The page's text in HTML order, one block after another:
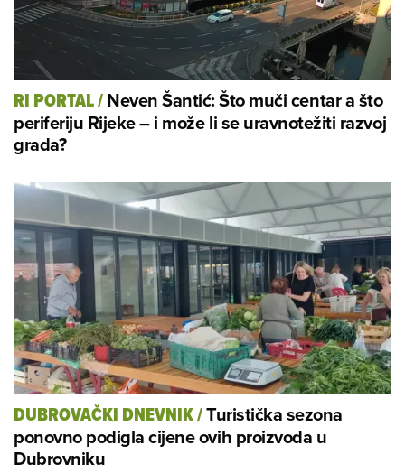
RI PORTAL/Neven Šantić: Što muči centar a što
periferiju Rijeke – i može li se uravnotežiti razvoj
grada?
DUBROVAČKI DNEVNIK/Turistička sezona
ponovno podigla cijene ovih proizvoda u
Dubrovniku